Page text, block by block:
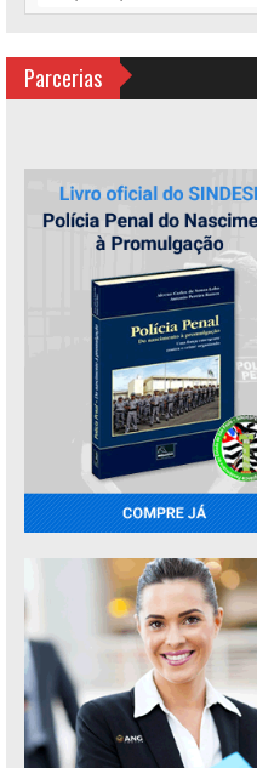
Parcerias